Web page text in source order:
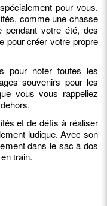
pour vous.
comme une chasse
votre été, des
pour créer votre propre
pour noter toutes les
souvenirs pour les
vous vous rappeliez
et de défis à réaliser
ludique. Avec son
dans le sac à dos
train.